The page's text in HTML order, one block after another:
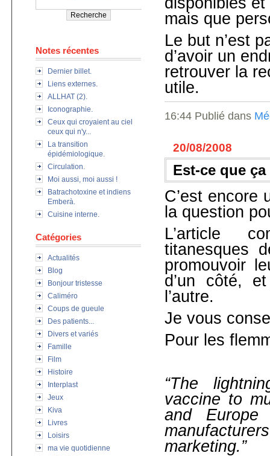
Notes récentes
Dernier billet.
Liens externes.
ALLHAT (2).
Iconographie.
Ceux qui croyaient au ciel
ceux qui n'y...
La transition
épidémiologique.
Circulation.
Moi aussi, moi aussi !
Batrachotoxine et indiens
Emberà.
Cuisine interne.
Catégories
Actualités
Blog
Bonjour tristesse
Caliméro
Coups de gueule
Des patients...
Divers et variés
Famille
Film
Histoire
Interplast
Jeux
Kiva
Livres
Loisirs
ma vie quotidienne
mais que
Le but n’est
d’avoir un
retrouver la
utile.
16:44 Publié dans
20/08/2008
Est-ce que
C’est encore
la question
L’article
titanesques
promouvoir
d’un côté,
l’autre.
Je vous
Pour les
“The
vaccine to
and
marketing.”